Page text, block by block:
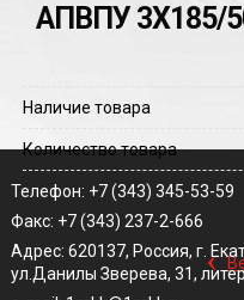
АПВПУ 3Х185/
Наличие товара
Количество товара
‹
Телефон: +7 (343) 345-53-59
Факс: +7 (343) 237-2-666
Адрес: 620137, Россия, г.
ул.Данилы Зверева, 31,